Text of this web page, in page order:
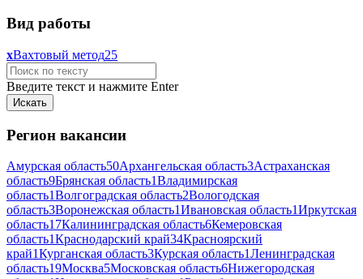
Вид работы
xВахтовый метод25
Введите текст и нажмите Enter
Регион вакансии
Амурская область50Архангельская область3Астраханская
область9Брянская область1Владимирская
область1Волгоградская область2Вологодская
область3Воронежская область1Ивановская область1Иркутская
область17Калининградская область6Кемеровская
область1Краснодарский край34Красноярский
край1Курганская область3Курская область1Ленинградская
область19Москва5Московская область6Нижегородская